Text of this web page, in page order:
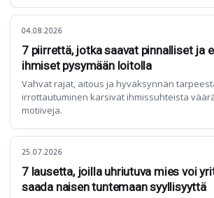
04.08.2026
7 piirrettä, jotka saavat pinnalliset ja
ihmiset pysymään loitolla
Vahvat rajat, aitous ja hyväksynnän
irrottautuminen karsivat ihmissuhteista
motiiveja.
25.07.2026
7 lausetta, joilla uhriutuva mies voi
saada naisen tuntemaan syyllisyyttä